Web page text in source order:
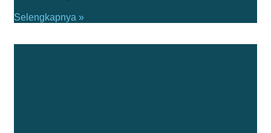
Selengkapnya »